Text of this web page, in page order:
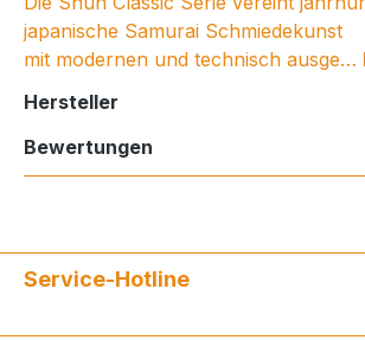
japanische Samurai Schmiedekunst
mit modernen und technisch ausge…
Hersteller
Bewertungen
Service-Hotline